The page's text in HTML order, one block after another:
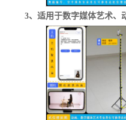
3、适用于数字媒体艺术、